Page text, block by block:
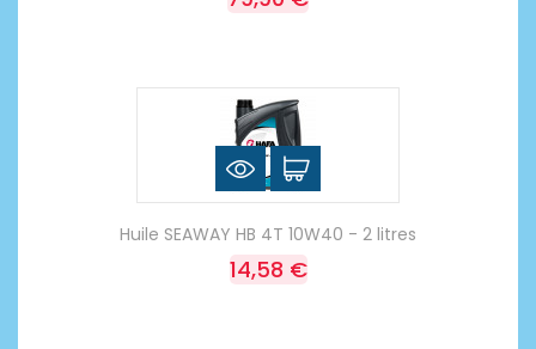
Huile SEAWAY HB 4T 10W40 - 2 litres
14,58 €